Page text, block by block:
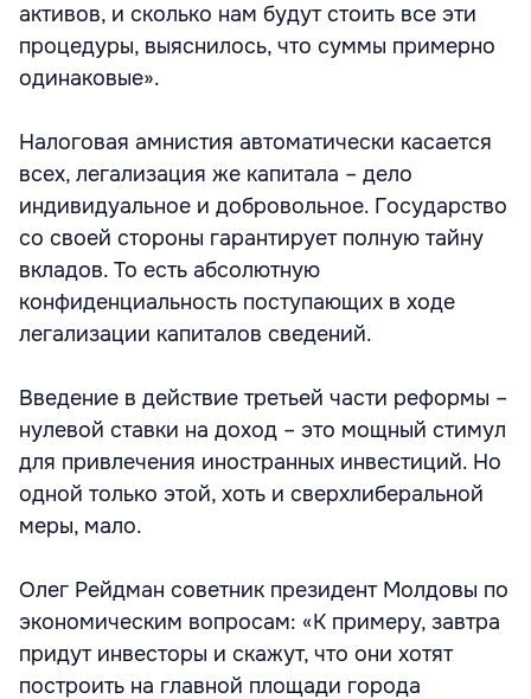
активов, и сколько нам будут стоить все эти
процедуры, выяснилось, что суммы примерно
одинаковые».
Налоговая амнистия автоматически касается
всех, легализация же капитала – дело
индивидуальное и добровольное. Государство
со своей стороны гарантирует полную тайну
вкладов. То есть абсолютную
конфиденциальность поступающих в ходе
легализации капиталов сведений.
Введение в действие третьей части реформы –
нулевой ставки на доход – это мощный стимул
для привлечения иностранных инвестиций. Но
одной только этой, хоть и сверхлиберальной
меры, мало.
Олег Рейдман советник президент Молдовы по
экономическим вопросам: «К примеру, завтра
придут инвесторы и скажут, что они хотят
построить на главной площади города